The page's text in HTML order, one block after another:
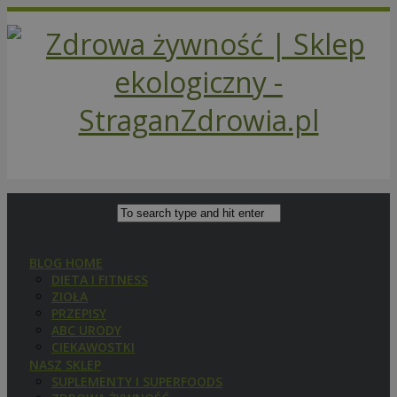
BLOG HOME
DIETA I FITNESS
ZIOŁA
PRZEPISY
ABC URODY
CIEKAWOSTKI
NASZ SKLEP
SUPLEMENTY I SUPERFOODS